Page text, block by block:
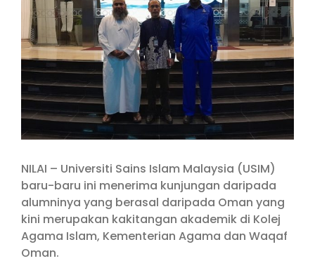
NILAI – Universiti Sains Islam Malaysia (USIM)
baru-baru ini menerima kunjungan daripada
alumninya yang berasal daripada Oman yang
kini merupakan kakitangan akademik di Kolej
Agama Islam, Kementerian Agama dan Waqaf
Oman.